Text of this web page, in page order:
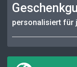
personalisiert für